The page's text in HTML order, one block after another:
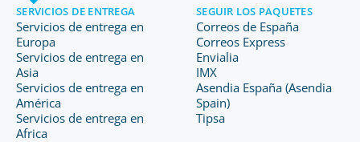
SERVICIOS DE ENTREGA
Servicios de entrega en
Europa
Servicios de entrega en
Asia
Servicios de entrega en
América
Servicios de entrega en
Africa
SEGUIR LOS PAQUETES
Correos de España
Correos Express
Envialia
IMX
Asendia España (Asendia
Spain)
Tipsa